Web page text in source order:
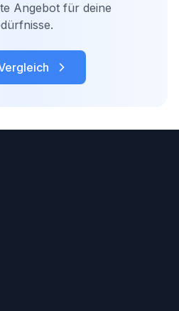
Angebot für deine